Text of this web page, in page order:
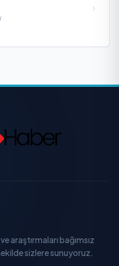
araştırmaları bağımsız
sizlere sunuyoruz.